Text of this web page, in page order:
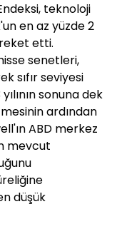
teknoloji
en az yüzde 2
etti.
senetleri,
sıfır seviyesi
sonuna dek
ardından
ABD merkez
mevcut
düşük